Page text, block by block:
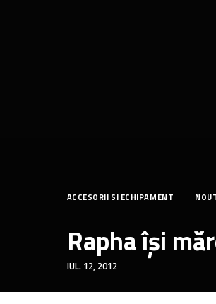
ACCESORII SI ECHIPAMENT
Rapha își
IUL. 12, 2012